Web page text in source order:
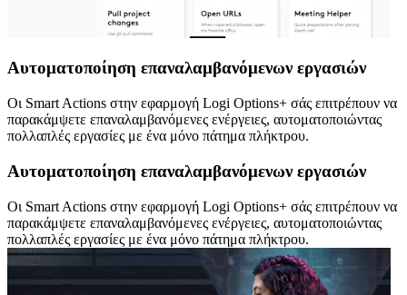
Αυτοματοποίηση επαναλαμβανόμενων εργασιών
Οι Smart Actions στην εφαρμογή Logi Options+ σάς επιτρέπουν να
παρακάμψετε επαναλαμβανόμενες ενέργειες, αυτοματοποιώντας
πολλαπλές εργασίες με ένα μόνο πάτημα πλήκτρου.
Αυτοματοποίηση επαναλαμβανόμενων εργασιών
Οι Smart Actions στην εφαρμογή Logi Options+ σάς επιτρέπουν να
παρακάμψετε επαναλαμβανόμενες ενέργειες, αυτοματοποιώντας
πολλαπλές εργασίες με ένα μόνο πάτημα πλήκτρου.